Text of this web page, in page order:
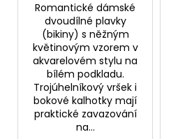
Romantické dámské
dvoudílné plavky
(bikiny) s něžným
květinovým vzorem v
akvarelovém stylu na
bílém podkladu.
Trojúhelníkový vršek i
bokové kalhotky mají
praktické zavazování
na...